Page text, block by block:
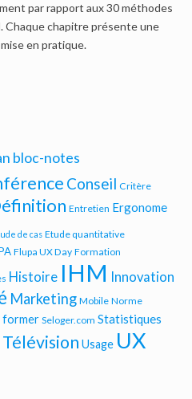
par rapport aux 30 méthodes
Chaque chapitre présente une
en pratique.
bloc-notes
Conseil Critère
Entretien Ergonome
de cas Etude quantitative
Flupa UX Day Formation
Histoire IHM Innovation
Marketing Mobile Norme
formerSeloger.com Statistiques
Télévision Usage UX